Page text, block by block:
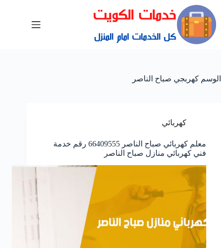
الوسم كهربجي صباح الناصر
كهربائي
معلم كهربائي صباح الناصر 66409555 رقم خدمة
فني كهربائي منازل صباح الناصر